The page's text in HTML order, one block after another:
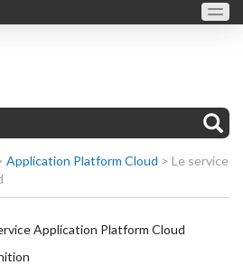
Application Platform Cloud > Le service
Application Platform Cloud